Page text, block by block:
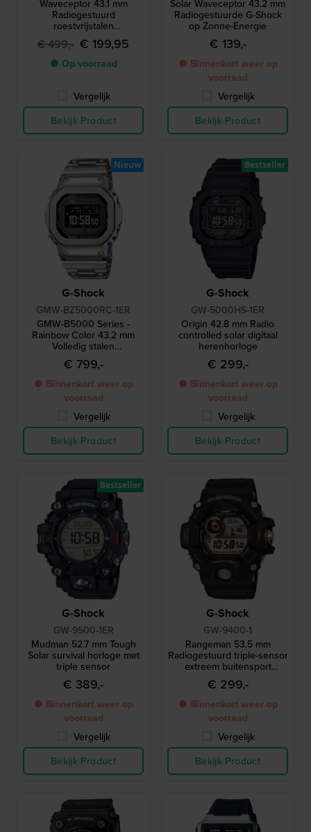
Waveceptor 43.1 mm
Radiogestuurd
roestvrijstalen
quartzhorloge op zonne-
energie met 24-
uursindicator
€ 499,- € 199,95
● Op voorraad
Vergelijk
Bekijk Product
Solar Waveceptor 43.2 mm
Radiogestuurde G-Shock
op Zonne-Energie
€ 139,-
● Binnenkort weer op
voorraad
Vergelijk
Bekijk Product
G-Shock
GMW-BZ5000RC-1ER
GMW-B5000 Series -
Rainbow Color 43.2 mm
Volledig stalen
radiogestuurd solar horloge
met smartphoneverbinding
en MIP-display
€ 799,-
● Binnenkort weer op
voorraad
Vergelijk
Bekijk Product
Nieuw
G-Shock
GW-5000HS-1ER
Origin 42.8 mm Radio
controlled solar digitaal
herenhorloge
€ 299,-
● Binnenkort weer op
voorraad
Vergelijk
Bekijk Product
Bestseller
G-Shock
GW-9500-1ER
Mudman 52.7 mm Tough
Solar survival horloge met
triple sensor
€ 389,-
● Binnenkort weer op
voorraad
Vergelijk
Bekijk Product
Bestseller
G-Shock
GW-9400-1
Rangeman 53.5 mm
Radiogestuurd triple-sensor
extreem buitensport
horloge
€ 299,-
● Binnenkort weer op
voorraad
Vergelijk
Bekijk Product